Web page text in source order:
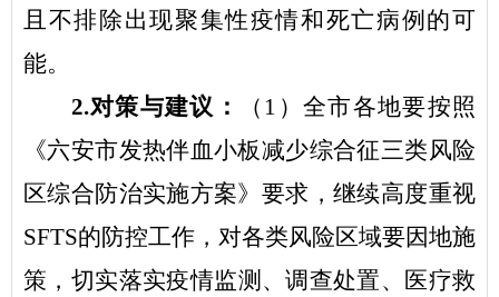
且不排除出现聚集性疫情和死亡病例的可
能。
2.对策与建议： （ 1 ）全市各地要按照
《六安市发热伴血小板减少综合征三类风险
区综合防治实施方案》要求，继续高度重视
SFTS的防控工作， 对各类风险区域要因地施
策 ，切实落实疫情监测、调查处置、医疗救